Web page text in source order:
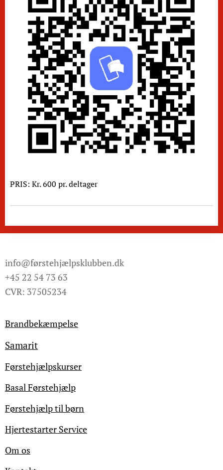
PRIS: Kr. 600 pr. deltager
info@førstehjælpsklubben.dk
+45 22 54 73 63
CVR: 37505234
Brandbekæmpelse
Samarit
Førstehjælpskurser
Basal Førstehjælp
Førstehjælp til børn
Hjertestarter Service
Om os